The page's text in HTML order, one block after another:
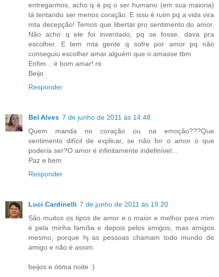
entregarmos, acho q é pq o ser humano (em sua maioria)
tá tentando ser menos coração. E isso é ruim pq a vida vira
mta decepção! Temos que libertar pro sentimento do amor.
Não acho q ele foi inventado, pq se fosse, dava pra
escolher. E tem mta gente q sofre por amor pq não
conseguiu escolher amar alguém que o amasse tbm.
Enfim... é bom amar! rs
Beijo
Responder
Bel Alves 7 de junho de 2011 às 14:48
Quem manda no coração ou na emoção???Que
sentimento difícil de explicar, se não for o amor o que
poderia ser?O amor é infinitamente indefinível...
Paz e bem
Responder
Luci Cardinelli 7 de junho de 2011 às 19:20
São muitos os tipos de amor e o maior e melhor para mim
é pela minha família e depois pelos amigos, mas amigos
mesmo, porque hj as pessoas chamam todo mundo de
amigo e não é assim.
beijos e ótima noite :)